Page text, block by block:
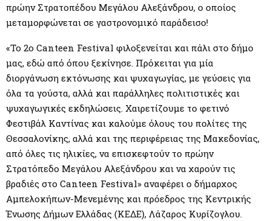
πρώην Στρατοπέδου Μεγάλου Αλεξάνδρου, ο οποίος
μεταμορφώνεται σε γαστρονομικό παράδεισο!
«Το 2ο Canteen Festival φιλοξενείται και πάλι στο δήμο
μας, εδώ από όπου ξεκίνησε. Πρόκειται για μία
διοργάνωση εκτόνωσης και ψυχαγωγίας, με γεύσεις για
όλα τα γούστα, αλλά και παράλληλες πολιτιστικές και
ψυχαγωγικές εκδηλώσεις. Χαιρετίζουμε το φετινό
Φεστιβάλ Καντίνας και καλούμε όλους του πολίτες της
Θεσσαλονίκης, αλλά και της περιφέρειας της Μακεδονίας,
από όλες τις ηλικίες, να επισκεφτούν το πρώην
Στρατόπεδο Μεγάλου Αλεξάνδρου και να χαρούν τις
βραδιές στο Canteen Festival» αναφέρει ο δήμαρχος
Αμπελοκήπων-Μενεμένης και πρόεδρος της Κεντρικής
Ένωσης Δήμων Ελλάδας (ΚΕΔΕ), Λάζαρος Κυρίζογλου.